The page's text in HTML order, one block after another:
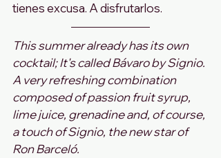
tienes excusa. A disfrutarlos.
This summer already has its own
cocktail; It's called Bávaro by Signio.
A very refreshing combination
composed of passion fruit syrup,
lime juice, grenadine and, of course,
a touch of Signio, the new star of
Ron Barceló.